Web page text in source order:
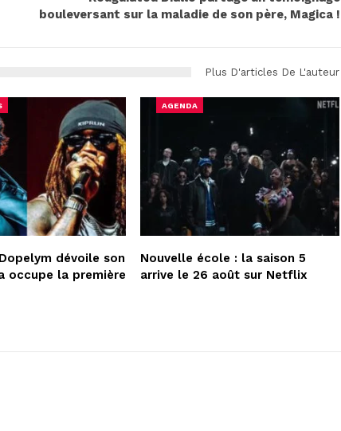
bouleversant sur la maladie de son père, Magica !
Plus D'articles De L'auteur
dévoile son
occupe la première
AGENDA
Nouvelle école : la saison 5
arrive le 26 août sur Netflix